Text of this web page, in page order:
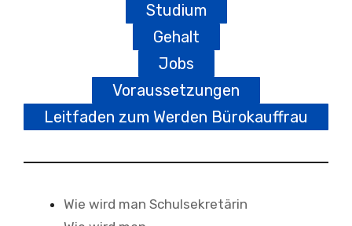
Studium
Gehalt
Jobs
Voraussetzungen
Leitfaden zum Werden Bürokauffrau
Wie wird man Schulsekretärin